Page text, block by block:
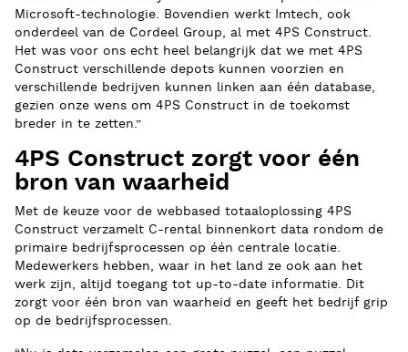
Microsoft-technologie. Bovendien werkt Imtech, ook
onderdeel van de Cordeel Group, al met 4PS Construct.
Het was voor ons echt heel belangrijk dat we met 4PS
Construct verschillende depots kunnen voorzien en
verschillende bedrijven kunnen linken aan één database,
gezien onze wens om 4PS Construct in de toekomst
breder in te zetten.”
4PS Construct zorgt voor één
bron van waarheid
Met de keuze voor de webbased totaaloplossing 4PS
Construct verzamelt C-rental binnenkort data rondom de
primaire bedrijfsprocessen op één centrale locatie.
Medewerkers hebben, waar in het land ze ook aan het
werk zijn, altijd toegang tot up-to-date informatie. Dit
zorgt voor één bron van waarheid en geeft het bedrijf grip
op de bedrijfsprocessen.